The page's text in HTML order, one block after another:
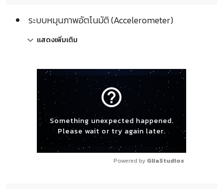
ระบบหมุนภาพอัตโนมัติ (Accelerometer)
แสดงเพิ่มเติม
help_outline
Something unexpected happened.
Please wait or try again later.
Powered by GliaStudios